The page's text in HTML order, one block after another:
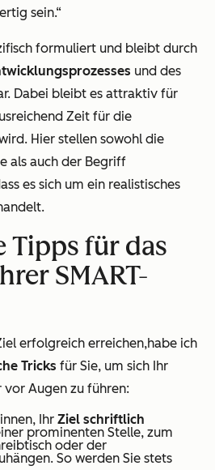
sein.“
formuliert und bleibt durch
und des
Dabei bleibt es attraktiv für
Zeit für die
Hier stellen sowohl die
als auch der Begriff
es sich um ein realistisches
Tipps für das
SMART-
erfolgreich erreichen,habe ich
Tricks für Sie, um sich Ihr
vor Augen zu führen:
Ihr Ziel schriftlich
prominenten Stelle, zum
oder der
So werden Sie stets